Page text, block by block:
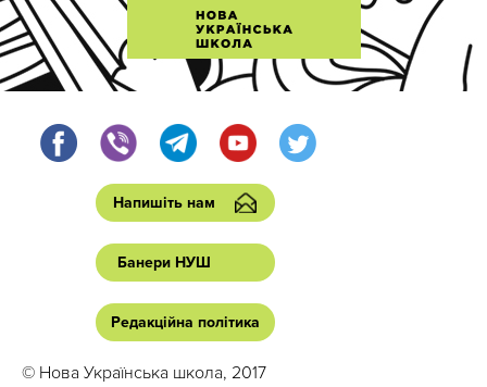
Напишіть нам
Банери НУШ
Редакційна політика
© Нова Українська школа, 2017